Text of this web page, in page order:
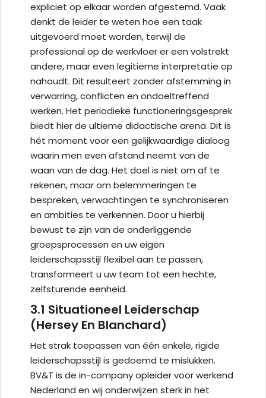
expliciet op elkaar worden afgestemd. Vaak
denkt de leider te weten hoe een taak
uitgevoerd moet worden, terwijl de
professional op de werkvloer er een volstrekt
andere, maar even legitieme interpretatie op
nahoudt. Dit resulteert zonder afstemming in
verwarring, conflicten en ondoeltreffend
werken. Het periodieke functioneringsgesprek
biedt hier de ultieme didactische arena. Dit is
hét moment voor een gelijkwaardige dialoog
waarin men even afstand neemt van de
waan van de dag. Het doel is niet om af te
rekenen, maar om belemmeringen te
bespreken, verwachtingen te synchroniseren
en ambities te verkennen. Door u hierbij
bewust te zijn van de onderliggende
groepsprocessen en uw eigen
leiderschapsstijl flexibel aan te passen,
transformeert u uw team tot een hechte,
zelfsturende eenheid.
3.1 Situationeel Leiderschap
(Hersey En Blanchard)
Het strak toepassen van één enkele, rigide
leiderschapsstijl is gedoemd te mislukken.
BV&T is de in-company opleider voor werkend
Nederland en wij onderwijzen sterk in het